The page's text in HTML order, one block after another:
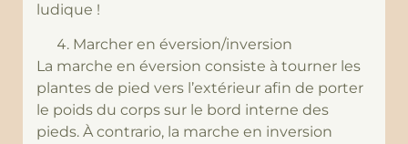
ludique !
Marcher en éversion/inversion
La marche en éversion consiste à tourner les
plantes de pied vers l’extérieur afin de porter
le poids du corps sur le bord interne des
pieds. À contrario, la marche en inversion